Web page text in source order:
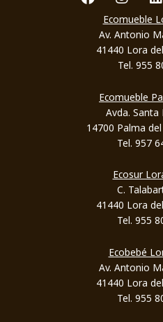
Ecomueble
Av. Antonio
41440 Lora
Tel. 955
Ecomueble
Avda. Santa
14700 Palma
Tel. 957
Ecosur
C.
41440 Lora
Tel. 955
Ecobebé
Av. Antonio
41440 Lora
Tel. 955